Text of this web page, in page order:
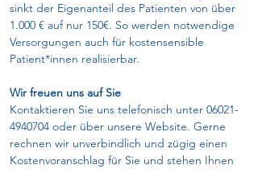
sinkt der Eigenanteil des Patienten von über
1.000 € auf nur 150€. So werden notwendige
Versorgungen auch für kostensensible
Patient*innen realisierbar.
Wir freuen uns auf Sie
Kontaktieren Sie uns telefonisch unter 06021-
4940704 oder über unsere Website. Gerne
rechnen wir unverbindlich und zügig einen
Kostenvoranschlag für Sie und stehen Ihnen